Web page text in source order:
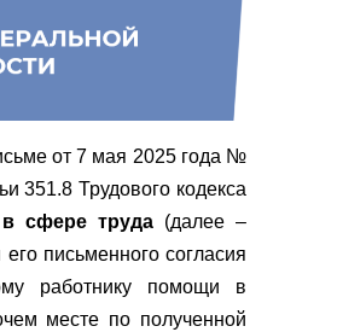
от 7 мая 2025 года №
351.8 Трудового кодекса
в сфере труда (далее –
письменного согласия
работнику помощи в
месте по полученной